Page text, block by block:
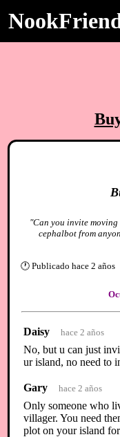
"Can you invite
cephalbot from
🕐 Publicado hace 2 años
Daisy hace 2 años
No, but u can just
ur island, no need to
Gary hace 2 años
Only someone who
villager. You need
plot on your island